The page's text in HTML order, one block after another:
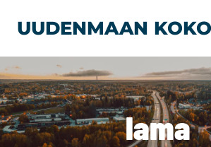
sisältöön
UUDENMAAN
lama